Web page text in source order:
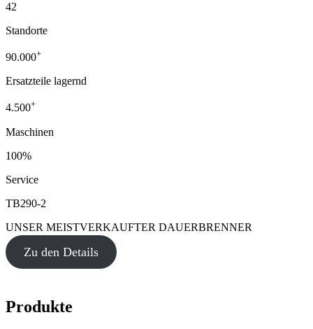
42
Standorte
90.000+
Ersatzteile lagernd
4.500+
Maschinen
100%
Service
TB290-2
UNSER MEISTVERKAUFTER DAUERBRENNER
Zu den Details
Produkte